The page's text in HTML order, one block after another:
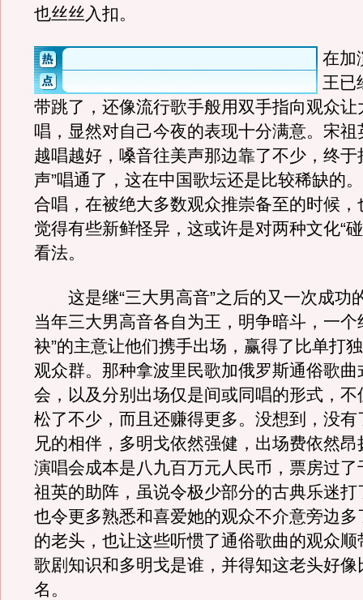
也丝丝入扣。
在加
王已
带跳了，还像流行歌手般用双手指向观众让
唱，显然对自己今夜的表现十分满意。宋祖
越唱越好，嗓音往美声那边靠了不少，终于
声”唱通了，这在中国歌坛还是比较稀缺的
合唱，在被绝大多数观众推崇备至的时候，
觉得有些新鲜怪异，这或许是对两种文化“
看法。
这是继“三大男高音”之后的又一次成功
当年三大男高音各自为王，明争暗斗，一个
袂”的主意让他们携手出场，赢得了比单打
观众群。那种拿波里民歌加俄罗斯通俗歌曲
会，以及分别出场仅是间或同唱的形式，不
松了不少，而且还赚得更多。没想到，没有
兄的相伴，多明戈依然强健，出场费依然
演唱会成本是八九百万元人民币，票房过了
祖英的助阵，虽说令极少部分的古典乐迷打
也令更多熟悉和喜爱她的观众不介意旁边多
的老头，也让这些听惯了通俗歌曲的观众
歌剧知识和多明戈是谁，并得知这老头好像
名。